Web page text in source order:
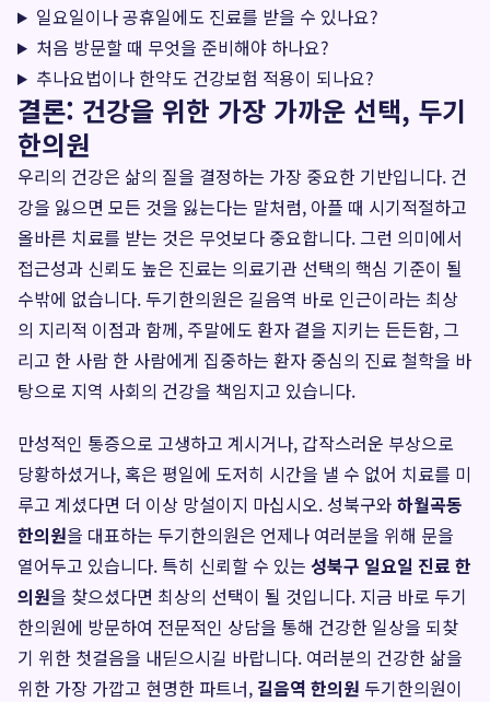
일요일이나 공휴일에도 진료를 받을 수 있나요?
처음 방문할 때 무엇을 준비해야 하나요?
추나요법이나 한약도 건강보험 적용이 되나요?
결론: 건강을 위한 가장 가까운 선택, 두기
한의원
우리의 건강은 삶의 질을 결정하는 가장 중요한 기반입니다. 건
강을 잃으면 모든 것을 잃는다는 말처럼, 아플 때 시기적절하고
올바른 치료를 받는 것은 무엇보다 중요합니다. 그런 의미에서
접근성과 신뢰도 높은 진료는 의료기관 선택의 핵심 기준이 될
수밖에 없습니다. 두기한의원은 길음역 바로 인근이라는 최상
의 지리적 이점과 함께, 주말에도 환자 곁을 지키는 든든함, 그
리고 한 사람 한 사람에게 집중하는 환자 중심의 진료 철학을 바
탕으로 지역 사회의 건강을 책임지고 있습니다.
만성적인 통증으로 고생하고 계시거나, 갑작스러운 부상으로
당황하셨거나, 혹은 평일에 도저히 시간을 낼 수 없어 치료를 미
루고 계셨다면 더 이상 망설이지 마십시오. 성북구와 하월곡동
한의원을 대표하는 두기한의원은 언제나 여러분을 위해 문을
열어두고 있습니다. 특히 신뢰할 수 있는 성북구 일요일 진료 한
의원을 찾으셨다면 최상의 선택이 될 것입니다. 지금 바로 두기
한의원에 방문하여 전문적인 상담을 통해 건강한 일상을 되찾
기 위한 첫걸음을 내딛으시길 바랍니다. 여러분의 건강한 삶을
위한 가장 가깝고 현명한 파트너, 길음역 한의원 두기한의원이